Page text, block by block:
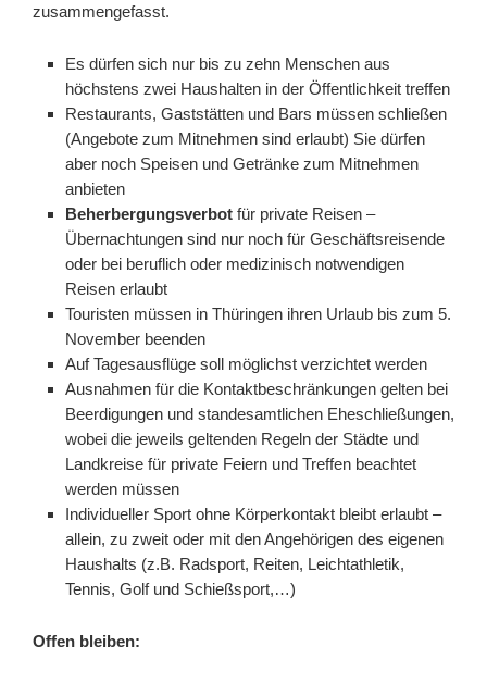
zusammengefasst.
Es dürfen sich nur bis zu zehn Menschen aus
höchstens zwei Haushalten in der Öffentlichkeit treffen
Restaurants, Gaststätten und Bars müssen schließen
(Angebote zum Mitnehmen sind erlaubt) Sie dürfen
aber noch Speisen und Getränke zum Mitnehmen
anbieten
Beherbergungsverbot für private Reisen –
Übernachtungen sind nur noch für Geschäftsreisende
oder bei beruflich oder medizinisch notwendigen
Reisen erlaubt
Touristen müssen in Thüringen ihren Urlaub bis zum 5.
November beenden
Auf Tagesausflüge soll möglichst verzichtet werden
Ausnahmen für die Kontaktbeschränkungen gelten bei
Beerdigungen und standesamtlichen Eheschließungen,
wobei die jeweils geltenden Regeln der Städte und
Landkreise für private Feiern und Treffen beachtet
werden müssen
Individueller Sport ohne Körperkontakt bleibt erlaubt –
allein, zu zweit oder mit den Angehörigen des eigenen
Haushalts (z.B. Radsport, Reiten, Leichtathletik,
Tennis, Golf und Schießsport,…)
Offen bleiben: